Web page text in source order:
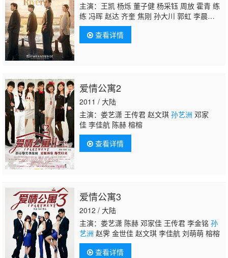
主演：王凯 杨烁 董子健 杨采钰 周放 霍青 练
练 冯晖 赵达 齐奎 焦刚 孙大川 郭虹 李晨
涛 田雷 胡耘豪 赵阳 王宏 李保安 钱洁 杨皓
宇 王鑫 吴其江 赵千紫 李超 梁国荣 李朵 师悦
玲 郝光 魏伟 程愫 红花 王海地 徐囡楠 岳
小明孙艺洲张佳宁 吴国华
查看详情
爱情公寓2
2011 / 大陆
主演：娄艺潇 王传君 赵文琪 孙艺洲 邓家
佳 李佳航 陈赫 榕榕
查看详情
爱情公寓3
2012 / 大陆
主演：娄艺潇 陈赫 邓家佳 王传君 李金铭 孙
艺洲 赵霁 金世佳 赵文琪 李佳航 刘萌萌 榕榕
查看详情